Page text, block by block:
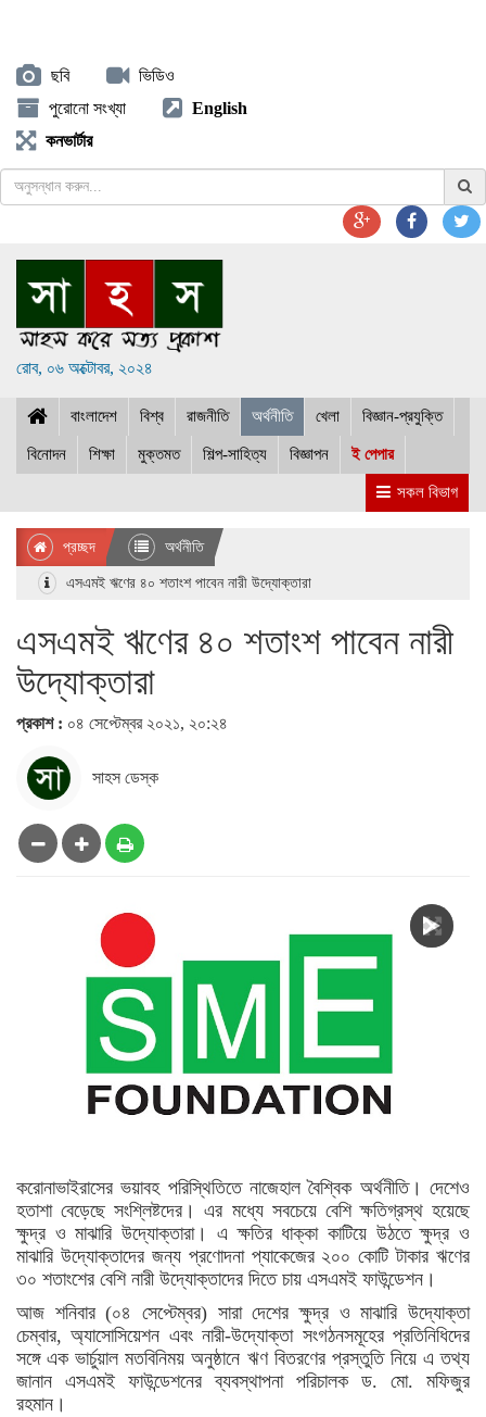
ছবি
ভিডিও
পুরোনো সংখ্যা
English
কনভার্টার
রোব, ০৬ অক্টোবর, ২০২৪
বাংলাদেশ বিশ্ব রাজনীতি অর্থনীতি খেলা বিজ্ঞান-প্রযুক্তি
বিনোদন শিক্ষা মুক্তমত শিল্প-সাহিত্য বিজ্ঞাপন ই পেপার
সকল বিভাগ
প্রচ্ছদ অর্থনীতি
এসএমই ঋণের ৪০ শতাংশ পাবেন নারী উদ্যোক্তারা
এসএমই ঋণের ৪০ শতাংশ পাবেন নারী
উদ্যোক্তারা
প্রকাশ : ০৪ সেপ্টেম্বর ২০২১, ২০:২৪
সাহস ডেস্ক
করোনাভাইরাসের ভয়াবহ পরিস্থিতিতে নাজেহাল বৈশ্বিক অর্থনীতি। দেশেও
হতাশা বেড়েছে সংশ্লিষ্টদের। এর মধ্যে সবচেয়ে বেশি ক্ষতিগ্রস্থ হয়েছে
ক্ষুদ্র ও মাঝারি উদ্যোক্তারা। এ ক্ষতির ধাক্কা কাটিয়ে উঠতে ক্ষুদ্র ও
মাঝারি উদ্যোক্তাদের জন্য প্রণোদনা প্যাকেজের ২০০ কোটি টাকার ঋণের
৩০ শতাংশের বেশি নারী উদ্যোক্তাদের দিতে চায় এসএমই ফাউন্ডেশন।
আজ শনিবার (০৪ সেপ্টেম্বর) সারা দেশের ক্ষুদ্র ও মাঝারি উদ্যোক্তা
চেম্বার, অ্যাসোসিয়েশন এবং নারী-উদ্যোক্তা সংগঠনসমূহের প্রতিনিধিদের
সঙ্গে এক ভার্চুয়াল মতবিনিময় অনুষ্ঠানে ঋণ বিতরণের প্রস্তুতি নিয়ে এ তথ্য
জানান এসএমই ফাউন্ডেশনের ব্যবস্থাপনা পরিচালক ড. মো. মফিজুর
রহমান।